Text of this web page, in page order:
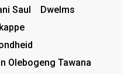
Saul
Dwelms
Olebogeng Tawana